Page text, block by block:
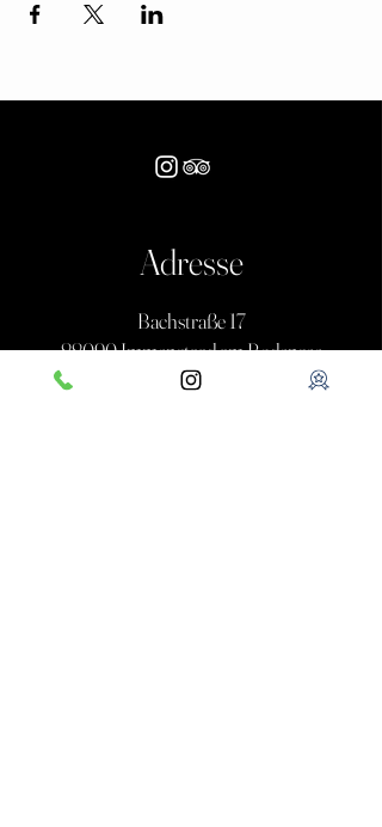
Adresse
Bachstraße 17
88090 Immenstaad am Bodensee